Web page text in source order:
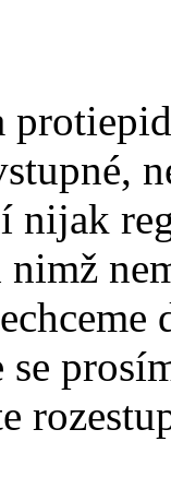
nijak
se